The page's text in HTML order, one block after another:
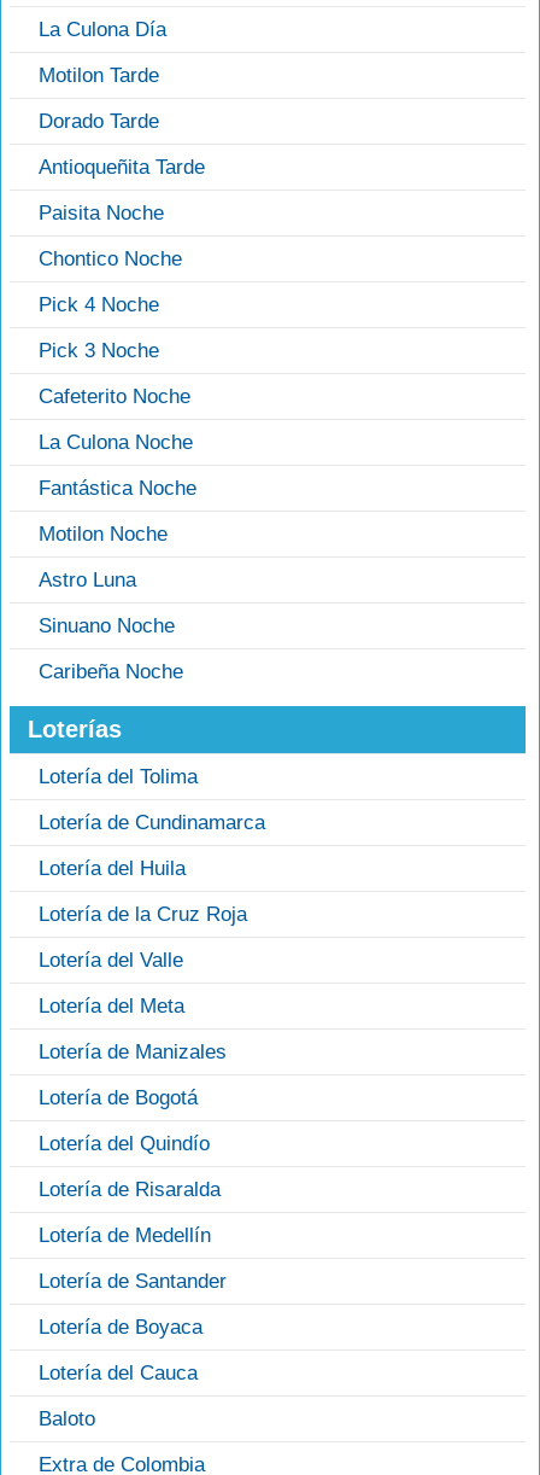
La Culona Día
Motilon Tarde
Dorado Tarde
Antioqueñita Tarde
Paisita Noche
Chontico Noche
Pick 4 Noche
Pick 3 Noche
Cafeterito Noche
La Culona Noche
Fantástica Noche
Motilon Noche
Astro Luna
Sinuano Noche
Caribeña Noche
Loterías
Lotería del Tolima
Lotería de Cundinamarca
Lotería del Huila
Lotería de la Cruz Roja
Lotería del Valle
Lotería del Meta
Lotería de Manizales
Lotería de Bogotá
Lotería del Quindío
Lotería de Risaralda
Lotería de Medellín
Lotería de Santander
Lotería de Boyaca
Lotería del Cauca
Baloto
Extra de Colombia